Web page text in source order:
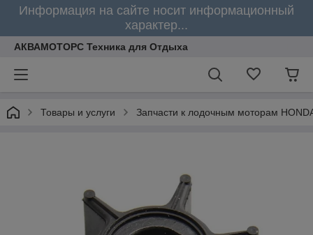
Информация на сайте носит информационный
характер...
АКВАМОТОРС Техника для Отдыха
Товары и услуги Запчасти к лодочным моторам